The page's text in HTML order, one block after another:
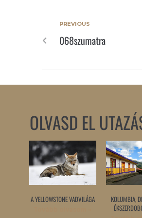
PREVIOUS
068szumatra
OLVASD EL
A YELLOWSTONE VADVILÁGA
KOLUMBIA,